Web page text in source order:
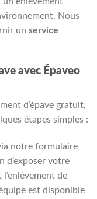
Nous
un service
avec Épaveo
d’épave gratuit,
étapes simples :
notre formulaire
d’exposer votre
de
est disponible